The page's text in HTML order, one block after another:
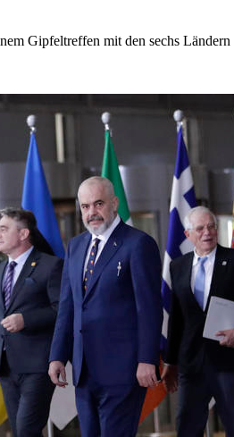
Gipfeltreffen mit den sechs